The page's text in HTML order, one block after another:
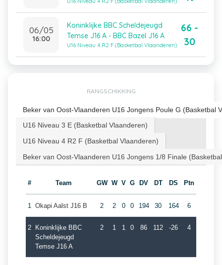
06/05
16:00
Koninklijke BBC Scheldejeugd
Temse J16 A - BBC Bazel J16 A
U16 Niveau 4 R2 F (Basketbal Vlaanderen)
66 -
30
RANGSCHIKKING
Beker van Oost-Vlaanderen U16 Jongens Poule G (Basketbal
U16 Niveau 3 E (Basketbal Vlaanderen)
U16 Niveau 4 R2 F (Basketbal Vlaanderen)
Beker van Oost-Vlaanderen U16 Jongens 1/8 Finale
# Team GW W V G DV DT DS Ptn
1 Okapi Aalst J16 B 2 2 0 0 194 30 164 6
2
Koninklijke BBC
Scheldejeugd
Temse J16 A
2 1 1 0 86 112 -26 4